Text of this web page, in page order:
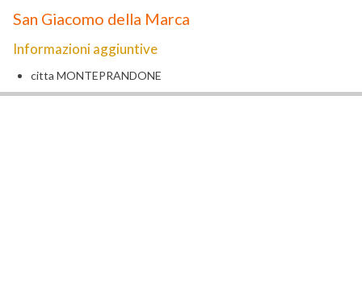
San Giacomo della Marca
Informazioni aggiuntive
citta MONTEPRANDONE